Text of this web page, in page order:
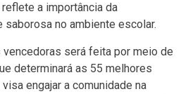
a importância da
saborosa no ambiente escolar.
será feita por meio de
determinará as 55 melhores
engajar a comunidade na